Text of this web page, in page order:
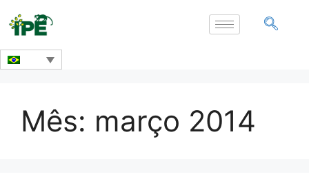
Mês: março 2014